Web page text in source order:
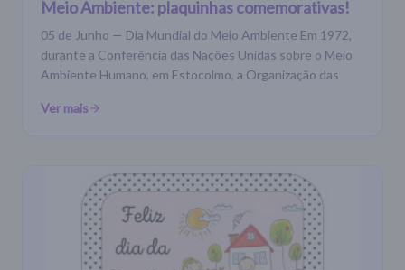
Meio Ambiente: plaquinhas comemorativas!
05 de Junho — Dia Mundial do Meio Ambiente Em 1972,
durante a Conferência das Nações Unidas sobre o Meio
Ambiente Humano, em Estocolmo, a Organização das
Ver mais